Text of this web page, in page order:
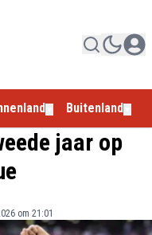
Buitenland
jaar op
om 21:01